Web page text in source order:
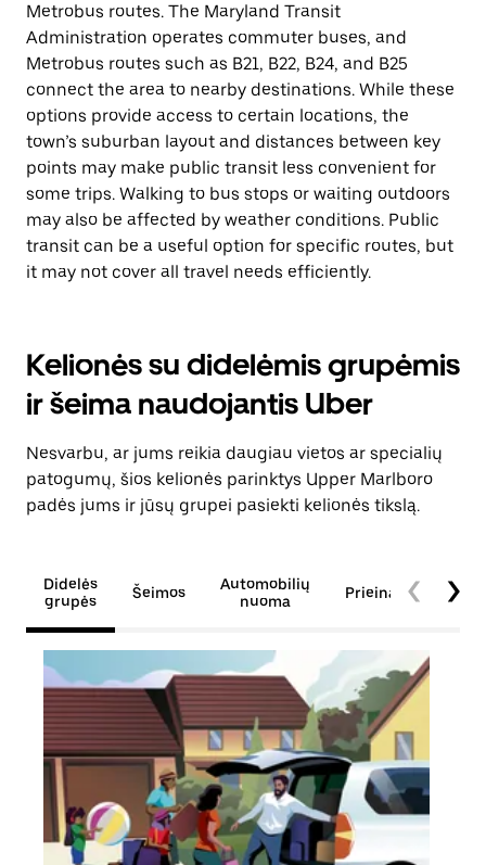
Metrobus routes. The Maryland Transit
Administration operates commuter buses, and
Metrobus routes such as B21, B22, B24, and B25
connect the area to nearby destinations. While these
options provide access to certain locations, the
town’s suburban layout and distances between key
points may make public transit less convenient for
some trips. Walking to bus stops or waiting outdoors
may also be affected by weather conditions. Public
transit can be a useful option for specific routes, but
it may not cover all travel needs efficiently.
Kelionės su didelėmis grupėmis
ir šeima naudojantis Uber
Nesvarbu, ar jums reikia daugiau vietos ar specialių
patogumų, šios kelionės parinktys Upper Marlboro
padės jums ir jūsų grupei pasiekti kelionės tikslą.
Didelės
grupės
Šeimos
Automobilių
nuoma
Prieinamumas